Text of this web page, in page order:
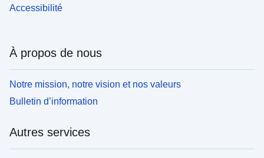
Accessibilité
À propos de nous
Notre mission, notre vision et nos valeurs
Bulletin d’information
Autres services